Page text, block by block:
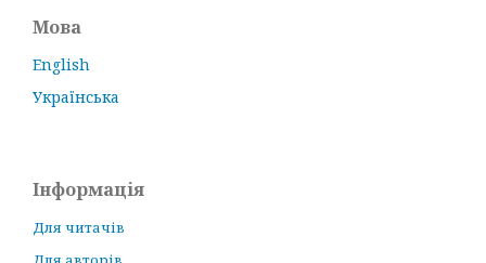
Мова
English
Українська
Інформація
Для читачів